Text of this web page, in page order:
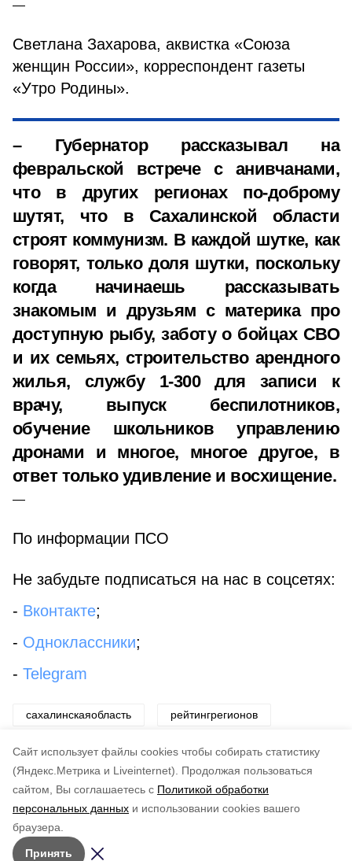
Cайт использует файлы cookies чтобы собирать статистику
(Яндекс.Метрика и Liveinternet).
Продолжая пользоваться
сайтом, Вы соглашаетесь с Политикой обработки
персональных данных и использовании cookies вашего
браузера.
Принять
Светлана Захарова, аквистка «Союза
женщин России», корреспондент газеты
«Утро Родины».
– Губернатор рассказывал на
февральской встрече с анивчанами,
что в других регионах по-доброму
шутят, что в Сахалинской области
строят коммунизм. В каждой шутке, как
говорят, только доля шутки, поскольку
когда начинаешь рассказывать
знакомым и друзьям с материка про
доступную рыбу, заботу о бойцах СВО
и их семьях, строительство арендного
жилья, службу 1-300 для записи к
врачу, выпуск беспилотников,
обучение школьников управлению
дронами и многое, многое другое, в
ответ только удивление и восхищение.
По информации ПСО
Не забудьте подписаться на нас в соцсетях:
- Вконтакте;
- Одноклассники;
- Telegram
сахалинскаяобласть рейтингрегионов
благополучниеграждан
по оценке
5